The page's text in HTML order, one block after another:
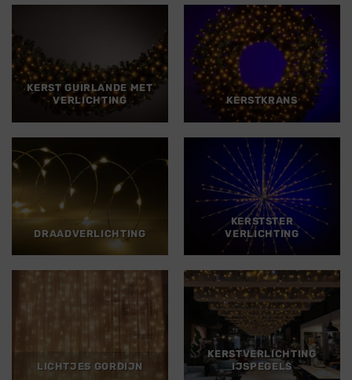
KERST GUIRLANDE MET
VERLICHTING
KERSTKRANS
DRAADVERLICHTING
KERSTSTER
VERLICHTING
LICHTJES GORDIJN
KERSTVERLICHTING
IJSPEGELS